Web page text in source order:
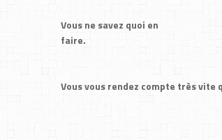
Vous ne savez quoi en
faire.
Vousvousrendez compte trèsvite